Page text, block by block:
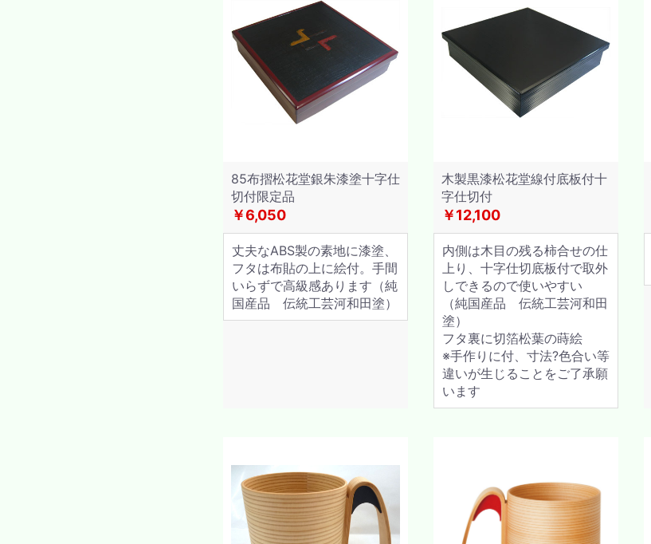
85布摺松花堂銀朱漆塗十字仕
切付限定品
￥6,050
丈夫なABS製の素地に漆塗、
フタは布貼の上に絵付。手間
いらずで高級感あります（純
国産品 伝統工芸河和田塗）
木製黒漆松花堂線付底板付十
字仕切付
￥12,100
内側は木目の残る柿合せの仕
上り、十字仕切底板付で取外
しできるので使いやすい
（純国産品 伝統工芸河和田
塗）
フタ裏に切箔松葉の蒔絵
※手作りに付、寸法?色合い等
違いが生じることをご了承願
います